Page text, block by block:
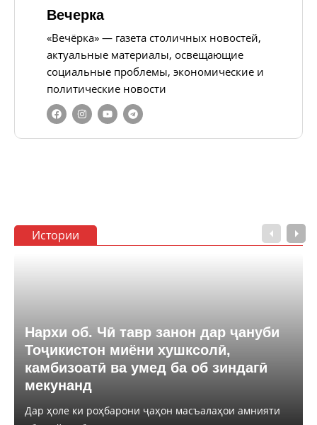
Вечерка
«Вечёрка» — газета столичных новостей,
актуальные материалы, освещающие
социальные проблемы, экономические и
политические новости
Истории
Нархи об. Чӣ тавр занон дар ҷануби
Тоҷикистон миёни хушксолӣ,
камбизоатӣ ва умед ба об зиндагӣ
мекунанд
Дар ҳоле ки роҳбарони ҷаҳон масъалаҳои амнияти